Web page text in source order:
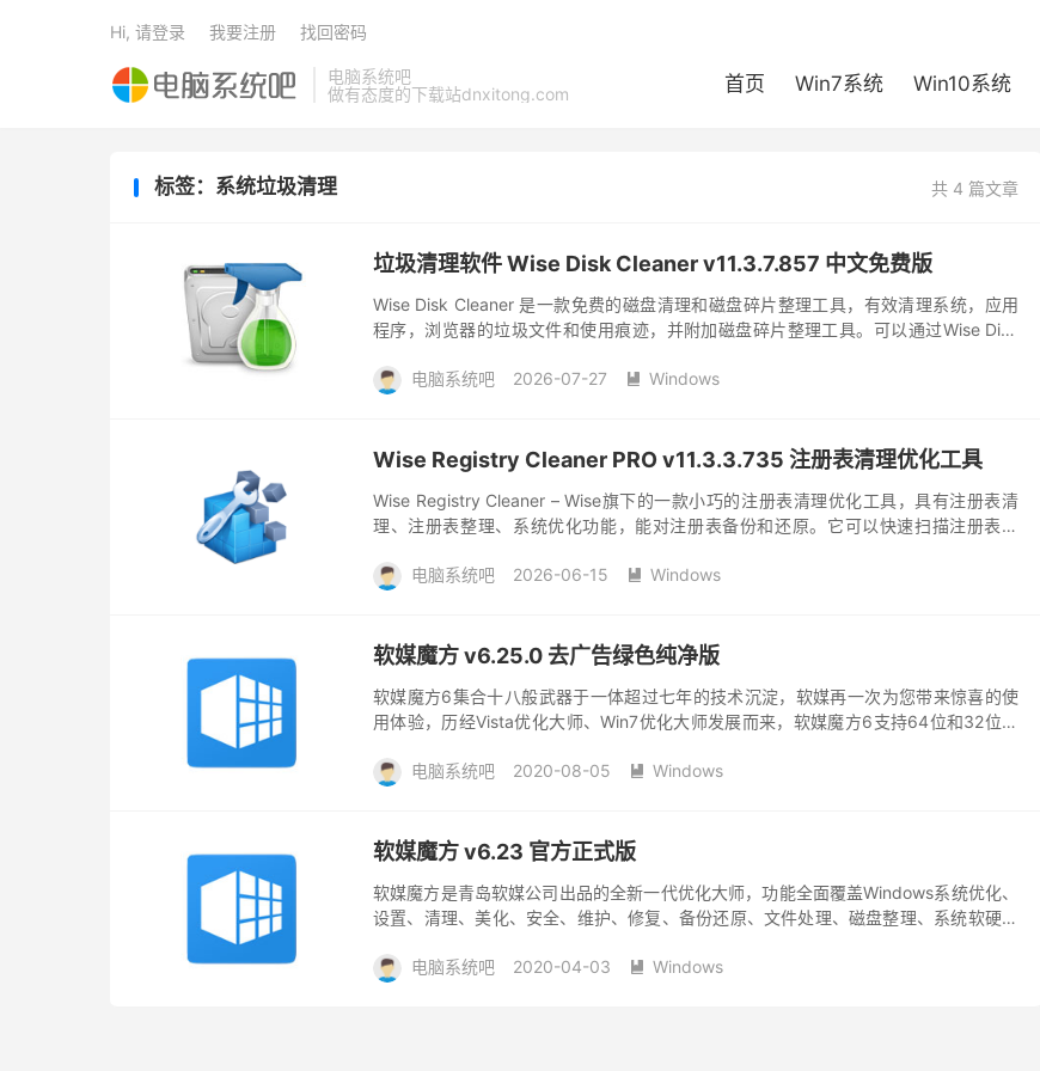
电脑系统吧
做有态度的下载站dnxitong.com
首页 Win7系统 Win10系统
Hi, 请登录 我要注册 找回密码
共 4 篇文章
标签：系统垃圾清理
垃圾清理软件 Wise Disk Cleaner v11.3.7.857 中文免费版
Wise Disk Cleaner 是一款免费的磁盘清理和磁盘碎片整理工具，有效清理系统，应用
程序，浏览器的垃圾文件和使用痕迹，并附加磁盘碎片整理工具。可以通过Wise Disk
电脑系统吧
2026-07-27  Windows
Wise Registry Cleaner PRO v11.3.3.735 注册表清理优化工具
Wise Registry Cleaner – Wise旗下的一款小巧的注册表清理优化工具，具有注册表清
理、注册表整理、系统优化功能，能对注册表备份和还原。它可以快速扫描注册表问
电脑系统吧
2026-06-15  Windows
软媒魔方 v6.25.0 去广告绿色纯净版
软媒魔方6集合十八般武器于一体超过七年的技术沉淀，软媒再一次为您带来惊喜的使
用体验，历经Vista优化大师、Win7优化大师发展而来，软媒魔方6支持64位和32位的
电脑系统吧
2020-08-05  Windows
软媒魔方 v6.23 官方正式版
软媒魔方是青岛软媒公司出品的全新一代优化大师，功能全面覆盖Windows系统优化、
设置、清理、美化、安全、维护、修复、备份还原、文件处理、磁盘整理、系统软硬件
电脑系统吧
2020-04-03  Windows